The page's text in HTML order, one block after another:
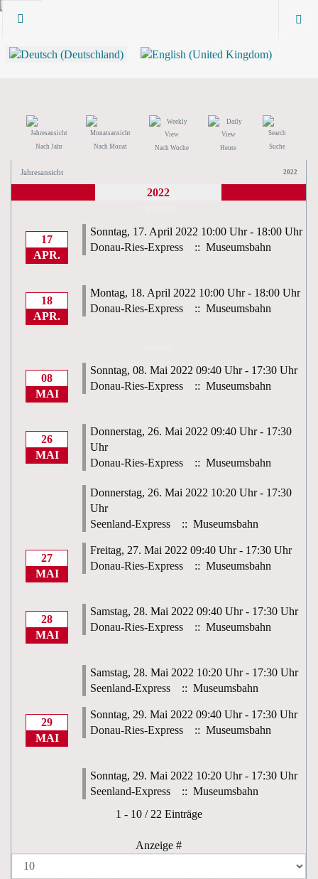
Nach Jahr Nach Monat Nach Woche Heute Suche
Jahresansicht 2022
2022
17
APR.
Sonntag, 17. April 2022 10:00 Uhr - 18:00 Uhr
Donau-Ries-Express
:: Museumsbahn
18
APR.
Montag, 18. April 2022 10:00 Uhr - 18:00 Uhr
Donau-Ries-Express
:: Museumsbahn
08
MAI
Sonntag, 08. Mai 2022 09:40 Uhr - 17:30 Uhr
Donau-Ries-Express
:: Museumsbahn
26
MAI
Donnerstag, 26. Mai 2022 09:40 Uhr - 17:30
Uhr
Donau-Ries-Express
:: Museumsbahn
Donnerstag, 26. Mai 2022 10:20 Uhr - 17:30
Uhr
Seenland-Express
:: Museumsbahn
27
MAI
Freitag, 27. Mai 2022 09:40 Uhr - 17:30 Uhr
Donau-Ries-Express
:: Museumsbahn
28
MAI
Samstag, 28. Mai 2022 09:40 Uhr - 17:30 Uhr
Donau-Ries-Express
:: Museumsbahn
Samstag, 28. Mai 2022 10:20 Uhr - 17:30 Uhr
Seenland-Express
:: Museumsbahn
29
MAI
Sonntag, 29. Mai 2022 09:40 Uhr - 17:30 Uhr
Donau-Ries-Express
:: Museumsbahn
Sonntag, 29. Mai 2022 10:20 Uhr - 17:30 Uhr
Seenland-Express
:: Museumsbahn
Limite der Paginierungsliste
1 - 10 / 22 Einträge
Anzeige #